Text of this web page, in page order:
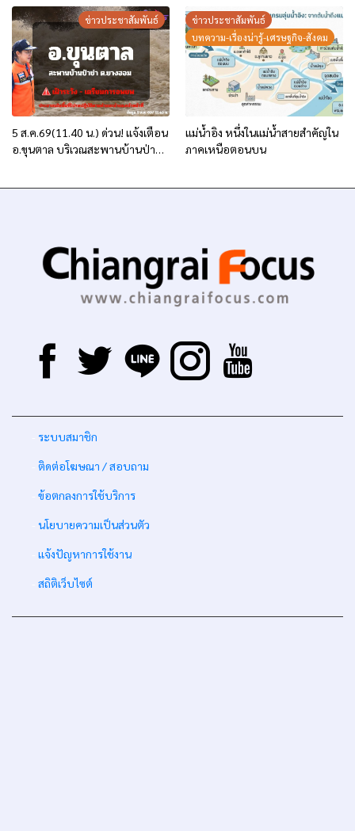
ข่าวประชาสัมพันธ์
5 ส.ค.69(11.40 น.) ด่วน! แจ้งเตือน
อ.ขุนตาล บริเวณสะพานบ้านป่าข่า
ข่าวประชาสัมพันธ์
บทความ-เรื่องน่ารู้-เศรษฐกิจ-สังคม
แม่น้ำอิง หนึ่งในแม่น้ำสายสำคัญใน
ภาคเหนือตอนบน
ระบบสมาชิก
ติดต่อโฆษณา / สอบถาม
ข้อตกลงการใช้บริการ
นโยบายความเป็นส่วนตัว
แจ้งปัญหาการใช้งาน
สถิติเว็บไซต์